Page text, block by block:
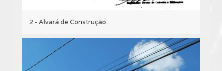
2 - Alvará de Construção.